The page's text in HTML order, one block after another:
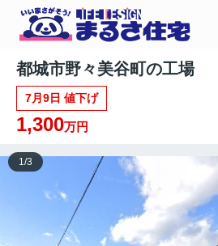
都城市野々美谷町の工場
7月9日 値下げ
1,300万円
1/3